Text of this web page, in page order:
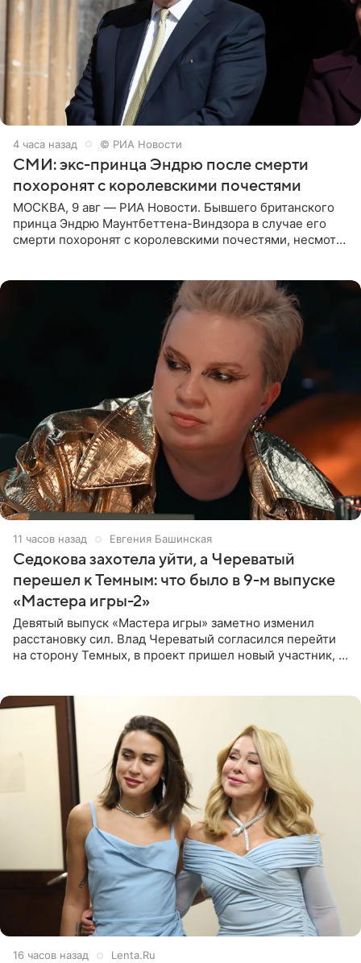
4 часа назад © РИА Новости
СМИ: экс-принца Эндрю после смерти
похоронят с королевскими почестями
МОСКВА, 9 авг — РИА Новости. Бывшего британского
принца Эндрю Маунтбеттена-Виндзора в случае его
смерти похоронят с королевскими почестями, несмотря
11 часов назад Евгения Башинская
Седокова захотела уйти, а Череватый
перешел к Темным: что было в 9-м выпуске
«Мастера игры-2»
Девятый выпуск «Мастера игры» заметно изменил
расстановку сил. Влад Череватый согласился перейти
на сторону Темных, в проект пришел новый участник, а
16 часов назад Lenta.Ru